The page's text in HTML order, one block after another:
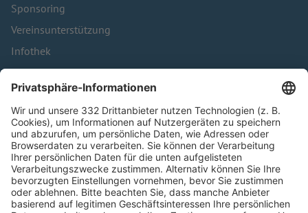
Sponsoring
Vereinsunterstützung
Infothek
Kontakt
HÄUFIG BESUCHTE SEITEN
Pässe und Vereinswechsel
Trainerausbildung
Schulungsangebot Vereinsmitarbeiter
BFV-Geschäftsstellen